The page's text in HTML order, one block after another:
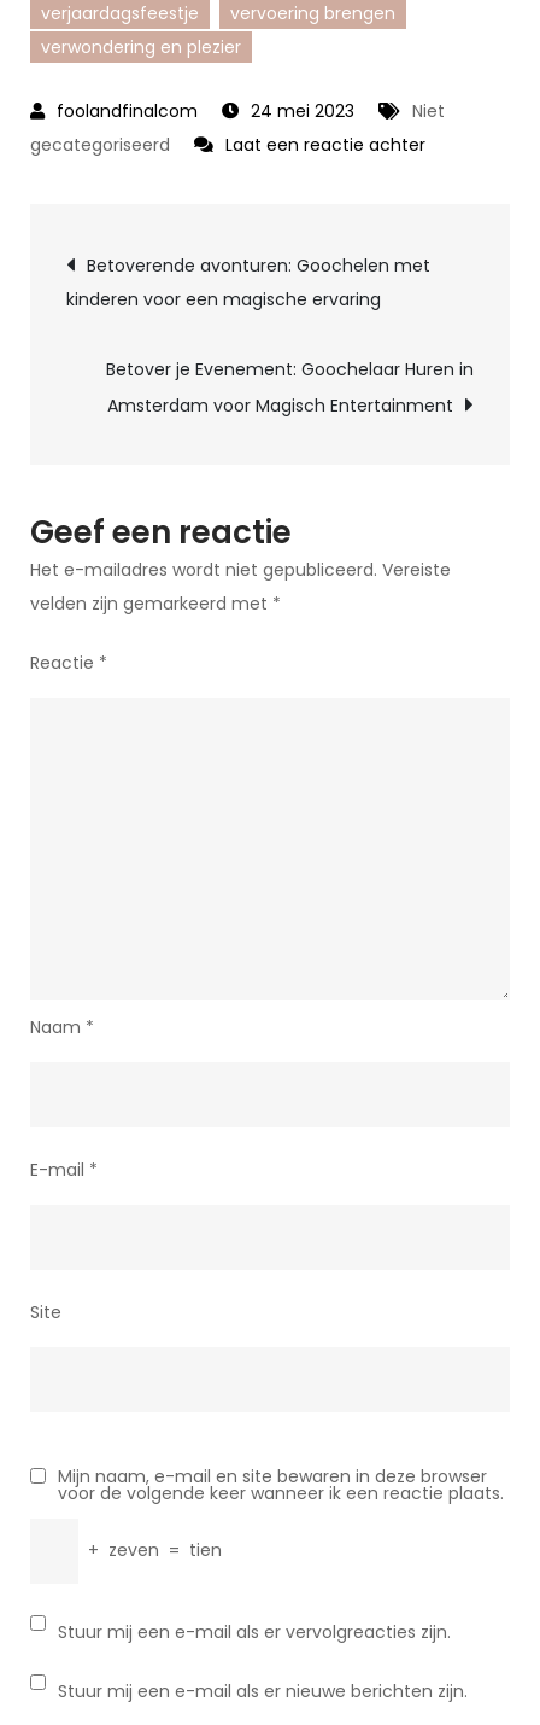
verjaardagsfeestje
vervoering brengen
verwondering en plezier
24 mei 2023
Niet
gecategoriseerd
Laat een reactie achterop
met
goochelaar
aan
Berichtnavigatie
Betoverende avonturen: Goochelen met
kinderen voor een magische ervaring
Betover je Evenement: Goochelaar Huren in
Amsterdam voor Magisch Entertainment
Geef een reactie
Het e-mailadres wordt niet gepubliceerd. Vereiste
velden zijn gemarkeerd met *
Reactie *
Naam *
E-mail *
Site
Mijn naam, e-mail en site bewaren in deze browser
voor de volgende keer wanneer ik een reactie plaats.
+ zeven = tien
Stuur mij een e-mail als er vervolgreacties zijn.
Stuur mij een e-mail als er nieuwe berichten zijn.